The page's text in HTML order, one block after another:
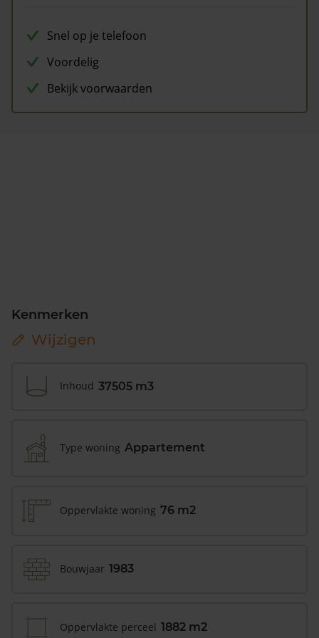
Snel op je telefoon
Voordelig
Bekijk voorwaarden
Kenmerken
Wijzigen
Inhoud 37505 m3
Type woning Appartement
Oppervlakte woning 76 m2
Bouwjaar 1983
Oppervlakte perceel 1882 m2